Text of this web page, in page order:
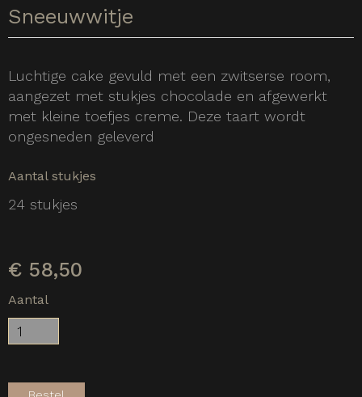
Sneeuwwitje
Luchtige cake gevuld met een zwitserse room,
aangezet met stukjes chocolade en afgewerkt
met kleine toefjes creme. Deze taart wordt
ongesneden geleverd
Aantal stukjes
24 stukjes
€ 58,50
Aantal